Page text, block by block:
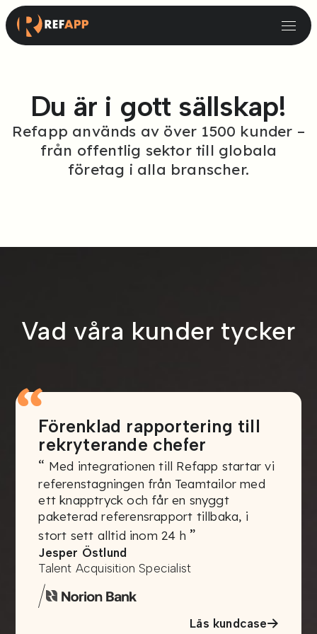
Du är i gott sällskap!
Refapp används av över 1500 kunder –
från offentlig sektor till globala
företag i alla branscher.
Vad våra kunder tycker
“Förenklad rapportering till
rekryterande chefer
“ Med integrationen till Refapp startar vi
referenstagningen från Teamtailor med
ett knapptryck och får en snyggt
paketerad referensrapport tillbaka, i
stort sett alltid inom 24 h ”
Jesper Östlund
Talent Acquisition Specialist
/
Läs kundcase